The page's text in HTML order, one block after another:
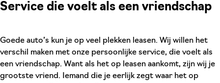
Service die voelt als een vriendschap
Goede auto’s kun je op veel plekken leasen. Wij willen het
verschil maken met onze persoonlijke service, die voelt als
een vriendschap. Want als het op leasen aankomt, zijn wij je
grootste vriend. Iemand die je eerlijk zegt waar het op